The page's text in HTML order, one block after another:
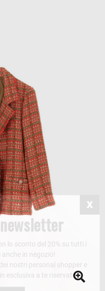
lo sconto del 20% su tutti i
in negozio!
nostri personal shopper e
esclusiva a te riservate.